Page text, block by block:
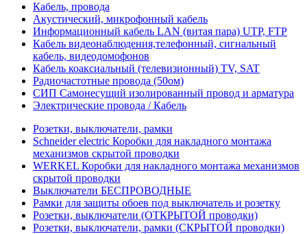
Кабель, провода
Акустический, микрофонный кабель
Информационный кабель LAN (витая пара) UTP, FTP
Кабель видеонаблюдения,телефонный, сигнальный
кабель, видеодомофонов
Кабель коаксиальный (телевизионный) TV, SAT
Радиочастотные провода (50ом)
СИП Самонесущий изолированный провод и арматура
Электрические провода / Кабель
Розетки, выключатели, рамки
Schneider electric Коробки для накладного монтажа
механизмов скрытой проводки
WERKEL Коробки для накладного монтажа механизмов
скрытой проводки
Выключатели БЕСПРОВОДНЫЕ
Рамки для защиты обоев под выключатель и розетку
Розетки, выключатели (ОТКРЫТОЙ проводки)
Розетки, выключатели, рамки (СКРЫТОЙ проводки)